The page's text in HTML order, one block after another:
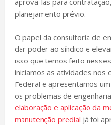
planejamento prévio.
O papel da consultoria de
dar poder ao síndico e
isso que temos feito
iniciamos as atividades nos
Federal e apresentamos
os problemas de
elaboração e aplicação da
manutenção predial já foi